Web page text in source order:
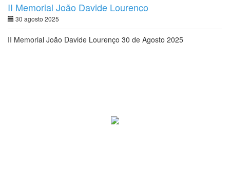
II Memorial João Davide Lourenço
30 agosto 2025
II Memorial João Davide Lourenço 30 de Agosto 2025